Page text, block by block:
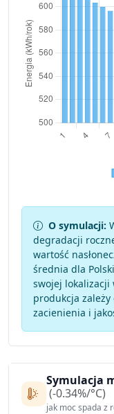
O symulacji:
degradacji
wartość
średnia dla
swojej lokalizacji
produkcja
zacienienia i
Symulacja
(-0.34%/°C)
jak moc spada z